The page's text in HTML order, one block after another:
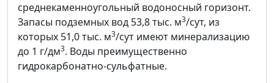
среднекаменноугольный водоносный горизонт.
Запасы подземных вод 53,8 тыс. м3/сут, из
которых 51,0 тыс. м3/сут имеют минерализацию
до 1 г/дм3. Воды преимущественно
гидрокарбонатно-сульфатные.